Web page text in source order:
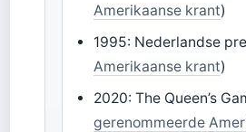
Amerikaanse krant)
1995: Nederlandse
Amerikaanse krant)
2020: The Queen’s
gerenommeerde